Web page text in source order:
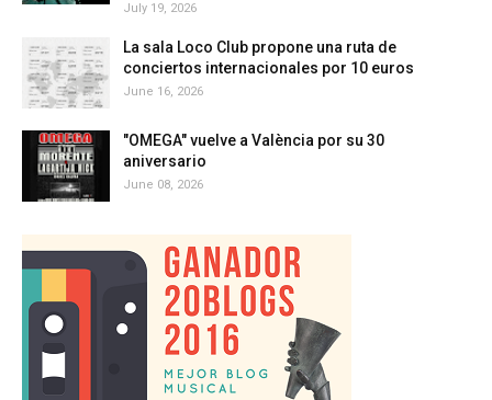
July 19, 2026
La sala Loco Club propone una ruta de
conciertos internacionales por 10 euros
June 16, 2026
"OMEGA" vuelve a València por su 30
aniversario
June 08, 2026